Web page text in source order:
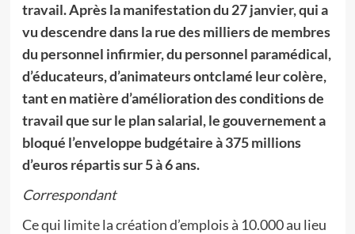
travail. Après la manifestation du 27 janvier, qui a
vu descendre dans la rue des milliers de membres
du personnel infirmier, du personnel paramédical,
d’éducateurs, d’animateurs ontclamé leur colère,
tant en matière d’amélioration des conditions de
travail que sur le plan salarial, le gouvernement a
bloqué l’enveloppe budgétaire à 375 millions
d’euros répartis sur 5 à 6 ans.
Correspondant
Ce qui limite la création d’emplois à 10.000 au lieu